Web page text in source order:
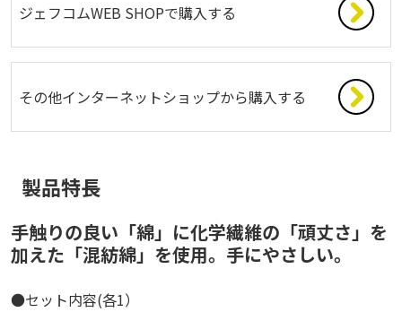
ジェフコムWEB SHOPで購入する
その他インターネットショップから購入する
製品特長
手触りの良い「綿」に化学繊維の「頑丈さ」を
加えた「混紡綿」を使用。手にやさしい。
●セット内容(各1）